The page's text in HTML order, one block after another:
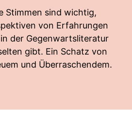
Stimmen sind wichtig,
von Erfahrungen
der Gegenwartsliteratur
gibt. Ein Schatz von
und Überraschendem.